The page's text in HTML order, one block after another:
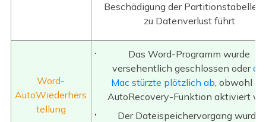
Beschädigung der Partitionstabelle,
zu Datenverlust führt
Word-
AutoWiederhers
tellung
Das Word-Programm wurde
versehentlich geschlossen oderder
Mac stürzte plötzlich ab, obwohl
AutoRecovery-Funktion aktiviert
Der Dateispeichervorgang wurde